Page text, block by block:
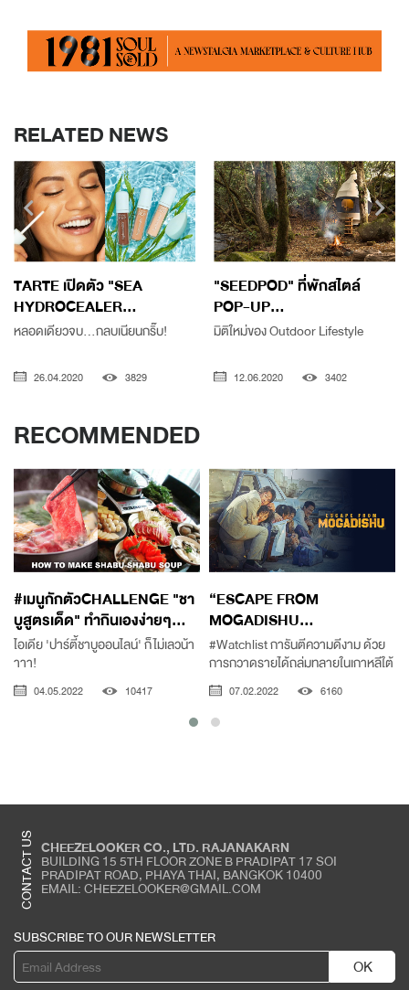
RELATED NEWS
TARTE เปิดตัว "SEA
HYDROCEALER...
หลอดเดียวจบ...กลบเนียนกริ๊บ!
26.04.2020 3829
"SEEDPOD" ที่พักสไตล์
POP-UP...
มิติใหม่ของ Outdoor Lifestyle
12.06.2020 3402
RECOMMENDED
#เมนูกักตัวCHALLENGE "ชา
บูสูตรเด็ด" ทำกินเองง่ายๆ...
ไอเดีย 'ปาร์ตี้ชาบูออนไลน์' ก็ไม่เลวน้า
าาา!
04.05.2022 10417
“ESCAPE FROM
MOGADISHU...
#Watchlist การันตีความดีงาม ด้วย
การกวาดรายได้ถล่มทลายในเกาหลีใต้
07.02.2022 6160
CONTACT US CHEEZELOOKER CO., LTD. RAJANAKARN
BUILDING 15 5TH FLOOR ZONE B PRADIPAT 17 SOI
PRADIPAT ROAD, PHAYA THAI, BANGKOK 10400
EMAIL: CHEEZELOOKER@GMAIL.COM
SUBSCRIBE TO OUR NEWSLETTER
OK